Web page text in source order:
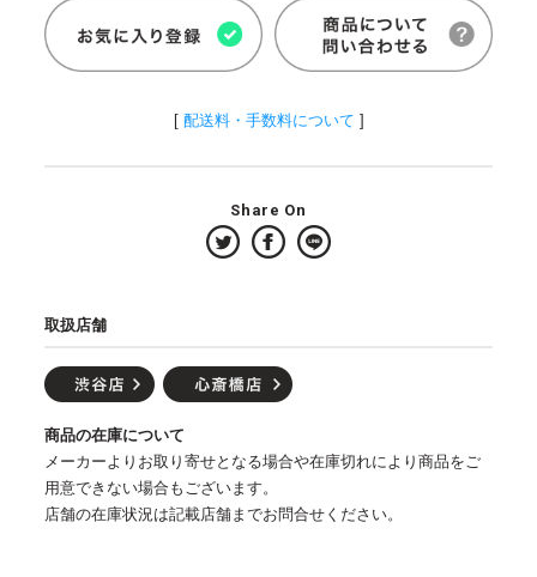
[ 配送料・手数料について ]
Share On
取扱店舗
商品の在庫について
メーカーよりお取り寄せとなる場合や在庫切れにより商品をご
用意できない場合もございます。
店舗の在庫状況は記載店舗までお問合せください。